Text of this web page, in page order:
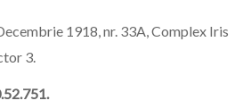
1918, nr. 33A, Complex Iris
3.